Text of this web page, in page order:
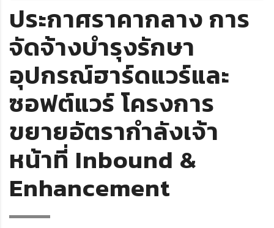
ประกาศราคากลาง การ
จัดจ้างบำรุงรักษา
อุปกรณ์ฮาร์ดแวร์และ
ซอฟต์แวร์ โครงการ
ขยายอัตรากำลังเจ้า
หน้าที่ Inbound &
Enhancement